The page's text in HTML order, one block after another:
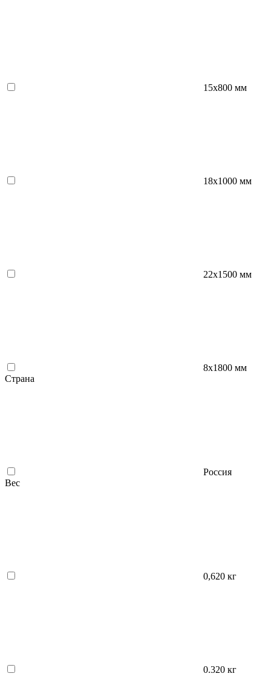
15х800 мм
18x1000 мм
22x1500 мм
8х1800 мм
Страна
Россия
Вес
0,620 кг
0.320 кг